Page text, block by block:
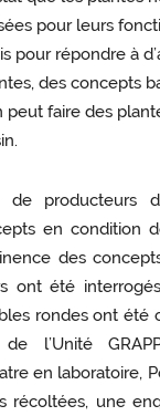
pour leurs
pour répondre à
des concepts
peut faire des
de producteurs
en condition
des
ont été
rondes ont été
de l’Unité
en laboratoire,
récoltées, une